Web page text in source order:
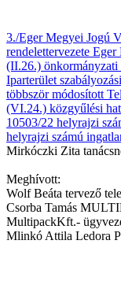
3./Eger Megyei Jogú
rendelettervezete
(II.26.) önkormányzati
Iparterület
többször módosított
(VI.24.) közgyűlési
10503/22 helyrajzi
helyrajzi számú
Mirkóczki Zita
Meghívott:
Wolf Beáta tervező
Csorba Tamás
MultipackKft.-
Mlinkó Attila Ledora